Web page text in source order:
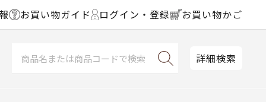
お買い物ガイド ログイン・登録 お買い物かご
詳細検索